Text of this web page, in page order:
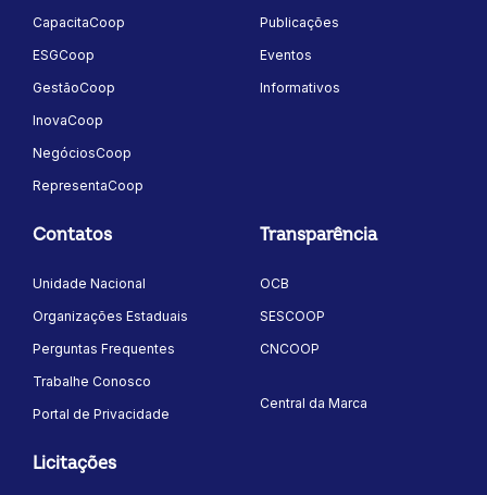
CapacitaCoop
ESGCoop
GestãoCoop
InovaCoop
NegóciosCoop
RepresentaCoop
Publicações
Eventos
Informativos
Contatos
Unidade Nacional
Organizações Estaduais
Perguntas Frequentes
Trabalhe Conosco
Portal de Privacidade
Transparência
OCB
SESCOOP
CNCOOP
Central da Marca
Licitações